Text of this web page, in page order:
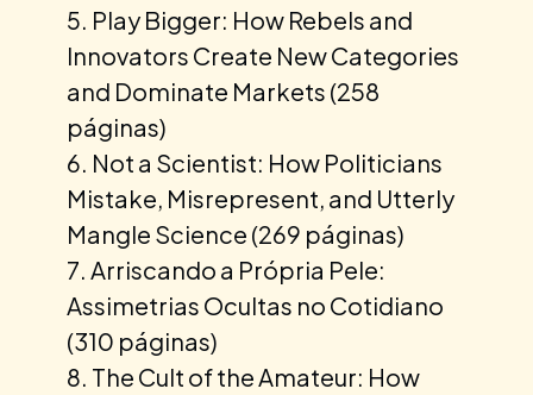
Play Bigger: How Rebels and
Innovators Create New Categories
and Dominate Markets (258
páginas)
Not a Scientist: How Politicians
Mistake, Misrepresent, and Utterly
Mangle Science (269 páginas)
Arriscando a Própria Pele:
Assimetrias Ocultas no Cotidiano
(310 páginas)
The Cult of the Amateur: How